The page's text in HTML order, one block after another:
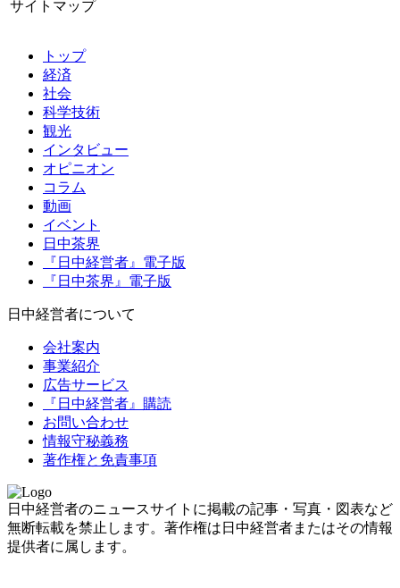
サイトマップ
トップ
経済
社会
科学技術
観光
インタビュー
オピニオン
コラム
動画
イベント
日中茶界
『日中経営者』電子版
『日中茶界』電子版
日中経営者について
会社案内
事業紹介
広告サービス
『日中経営者』購読
お問い合わせ
情報守秘義務
著作権と免責事項
日中経営者のニュースサイトに掲載の記事・写真・図表など
無断転載を禁止します。著作権は日中経営者またはその情報
提供者に属します。